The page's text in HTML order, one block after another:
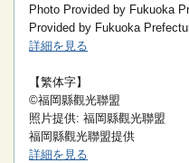
Photo Provided by Fukuoka
Provided by Fukuoka
詳細を見る
【繁体字】
©福岡縣觀光聯盟
照片提供: 福岡縣觀光聯盟
福岡縣觀光聯盟提供
詳細を見る